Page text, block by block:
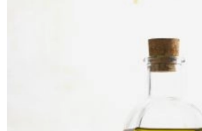
DANIA GŁÓWNE
CIASTA I DESERY
DODATKI